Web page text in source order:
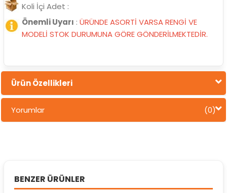
Koli İçi Adet :
Önemli Uyarı : ÜRÜNDE ASORTİ VARSA RENGİ VE
MODELİ STOK DURUMUNA GÖRE GÖNDERİLMEKTEDİR.
Ürün Özellikleri
Yorumlar (0)
BENZER ÜRÜNLER